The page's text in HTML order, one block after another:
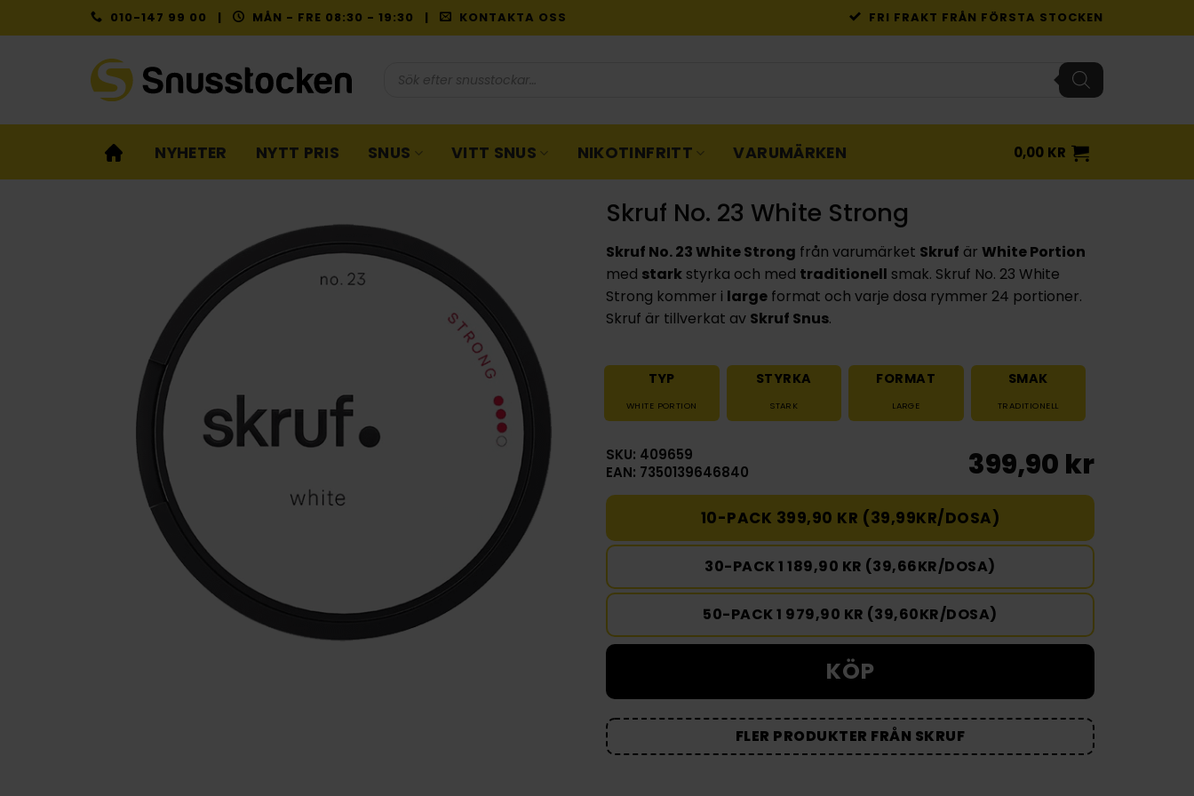
to
010-147 99 00 | MÅN - FRE 08:30 - 19:30 | KONTAKTA OSS FRI FRAKT FRÅN FÖRSTA STOCKEN
NYHETER NYTT PRIS SNUS VITT SNUS NIKOTINFRITT VARUMÄRKEN 0,00 KR
Skruf No. 23 White Strong
Skruf No. 23 White Strong från varumärket Skruf är White Portion
med stark styrka och med traditionell smak. Skruf No. 23 White
Strong kommer i large format och varje dosa rymmer 24 portioner.
Skruf är tillverkat av Skruf Snus.
TYP
WHITE PORTION
STYRKA
STARK
FORMAT
LARGE
SMAK
TRADITIONELL
SKU: 409659
EAN: 7350139646840
399,90 kr
10-PACK 399,90 KR (39,99KR/DOSA)
30-PACK 1 189,90 KR (39,66KR/DOSA)
50-PACK 1 979,90 KR (39,60KR/DOSA)
KÖP
FLER PRODUKTER FRÅN SKRUF